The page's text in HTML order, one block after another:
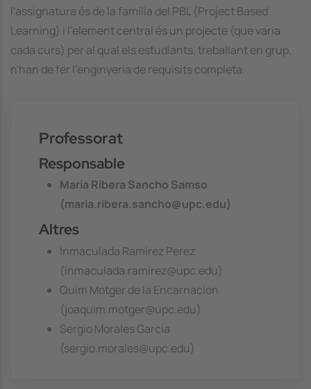
l'assignatura és de la família del PBL (Project Based
Learning) i l'element central és un projecte (que varia
cada curs) per al qual els estudiants, treballant en grup,
n'han de fer l'enginyeria de requisits completa.
Professorat
Responsable
Maria Ribera Sancho Samso
(maria.ribera.sancho@upc.edu)
Altres
Inmaculada Ramirez Perez
(inmaculada.ramirez@upc.edu)
Quim Motger de la Encarnacion
(joaquim.motger@upc.edu)
Sergio Morales Garcia
(sergio.morales@upc.edu)